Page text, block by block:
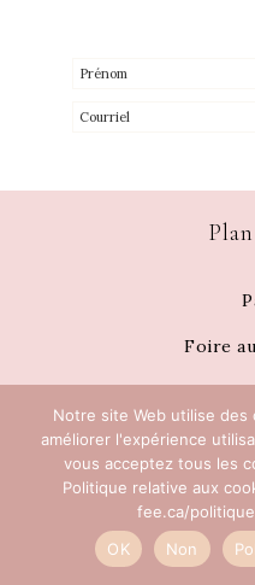
Foire
Comment faire
Collection exclusive de
enfant,
À
Notre site Web utilise
améliorer l'expérience
vous acceptez tous les
Politique relative aux
fee.ca/
OK
Non